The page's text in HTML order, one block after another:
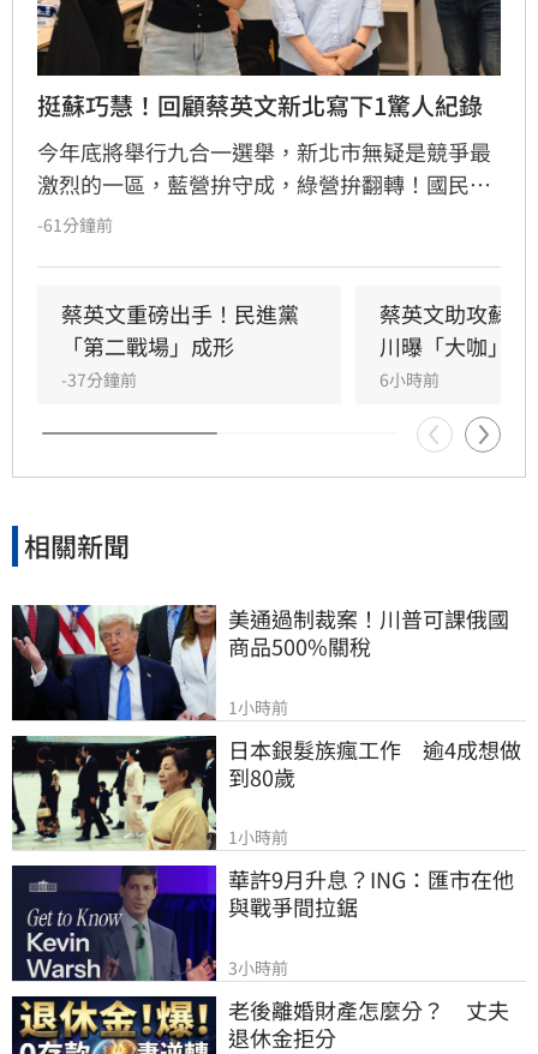
挺蘇巧慧！回顧蔡英文新北寫下1驚人紀錄
今年底將舉行九合一選舉，新北市無疑是競爭最
激烈的一區，藍營拚守成，綠營拚翻轉！國民黨
參選人李四川與民進黨參選人蘇巧慧民調更是呈
主委時，蔡英文一口就答應。完成兩屆總統任期
的蔡英文，除了挾帶超高人氣之外，新北更是她
的「政壇起家厝」，三度在此橫掃百萬票，有望
-61分鐘前
蔡英文重磅出手！民進黨
「第二戰場」成形
-37分鐘前
蔡英文助攻蘇
川曝「大咖」應
6小時前
相關新聞
美通過制裁案！川普可課俄國
商品500%關稅
1小時前
日本銀髮族瘋工作　逾4成想做
到80歲
1小時前
華許9月升息？ING：匯市在他
與戰爭間拉鋸
3小時前
老後離婚財產怎麼分？　丈夫
退休金拒分